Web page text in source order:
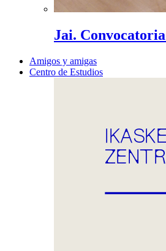
Jai.
Amigos y amigas
Centro de Estudios